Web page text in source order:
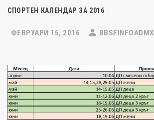
СПОРТЕН КАЛЕНДАР ЗА 2016
ФЕВРУАРИ 15, 2016 BBSFINFOADMX